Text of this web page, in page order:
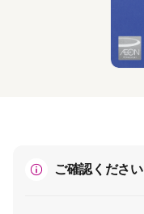
ご確認ください